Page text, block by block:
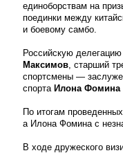
единоборствам на
поединки между
и боевому самбо.
Российскую
Максимов, старший
спортсмены —
спорта Илона Фомина
По итогам
а Илона Фомина с
В ходе дружеского